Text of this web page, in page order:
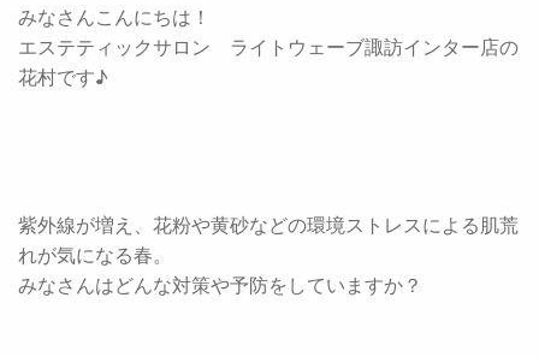
みなさんこんにちは！
エステティックサロン ライトウェーブ諏訪インター店の
花村です♪
紫外線が増え、花粉や黄砂などの環境ストレスによる肌荒
れが気になる春。
みなさんはどんな対策や予防をしていますか？